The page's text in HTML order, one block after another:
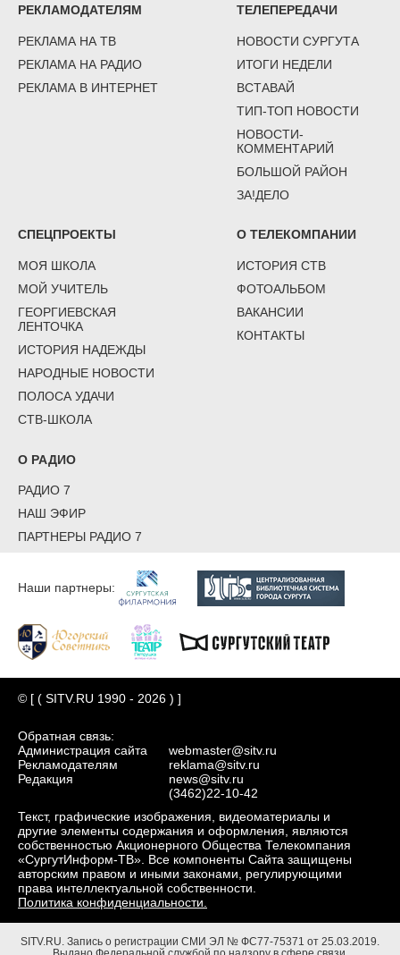
РЕКЛАМОДАТЕЛЯМ
РЕКЛАМА НА ТВ
РЕКЛАМА НА РАДИО
РЕКЛАМА В ИНТЕРНЕТ
ТЕЛЕПЕРЕДАЧИ
НОВОСТИ СУРГУТА
ИТОГИ НЕДЕЛИ
ВСТАВАЙ
ТИП-ТОП НОВОСТИ
НОВОСТИ-
КОММЕНТАРИЙ
БОЛЬШОЙ РАЙОН
ЗА!ДЕЛО
СПЕЦПРОЕКТЫ
МОЯ ШКОЛА
МОЙ УЧИТЕЛЬ
ГЕОРГИЕВСКАЯ
ЛЕНТОЧКА
ИСТОРИЯ НАДЕЖДЫ
НАРОДНЫЕ НОВОСТИ
ПОЛОСА УДАЧИ
СТВ-ШКОЛА
О ТЕЛЕКОМПАНИИ
ИСТОРИЯ СТВ
ФОТОАЛЬБОМ
ВАКАНСИИ
КОНТАКТЫ
О РАДИО
РАДИО 7
НАШ ЭФИР
ПАРТНЕРЫ РАДИО 7
Наши партнеры:
© [ ( SITV.RU 1990 - 2026 ) ]
Обратная связь:
Администрация сайта
Рекламодателям
Редакция
webmaster@sitv.ru
reklama@sitv.ru
news@sitv.ru
(3462)22-10-42
Текст, графические изображения, видеоматериалы и
другие элементы содержания и оформления, являются
собственностью Акционерного Общества Телекомпания
«СургутИнформ-ТВ». Все компоненты Сайта защищены
авторским правом и иными законами, регулирующими
права интеллектуальной собственности.
Политика конфиденциальности.
SITV.RU. Запись о регистрации СМИ ЭЛ № ФС77-75371 от 25.03.2019.